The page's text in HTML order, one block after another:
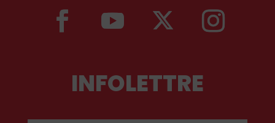
INFOLETTRE